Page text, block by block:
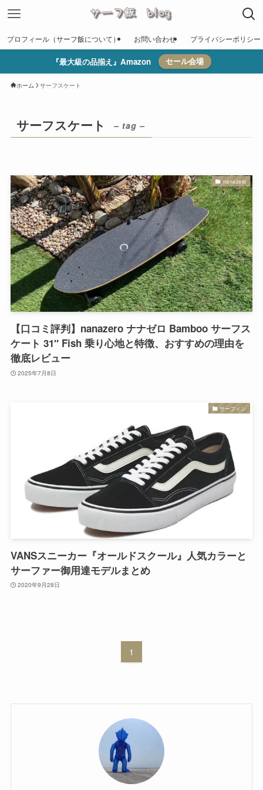
プロフィール（サーフ飯について） お問い合わせ プライバシーポリシー
『最大級の品揃え』Amazon セール会場
ホーム サーフスケート
サーフスケート – tag –
nanazero
【口コミ評判】nanazero ナナゼロ Bamboo サーフス
ケート 31″ Fish 乗り心地と特徴、おすすめの理由を
徹底レビュー
2025年7月8日
サーフィン
VANSスニーカー『オールドスクール』人気カラーと
サーファー御用達モデルまとめ
2020年9月28日
1